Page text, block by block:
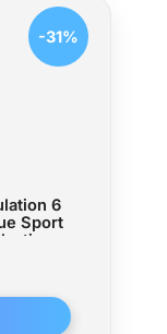
6
Sport
pour
-31%